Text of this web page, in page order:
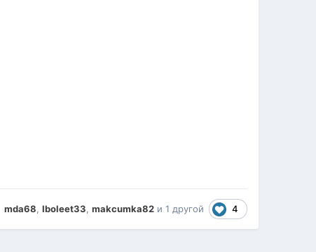
mda68, Iboleet33, makcumka82и 1 другой 4